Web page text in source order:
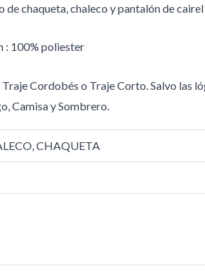
chaqueta, chaleco y pantalón de
: 100% poliester
Cordobés o Traje Corto. Salvo las
Camisa y Sombrero.
CHAQUETA